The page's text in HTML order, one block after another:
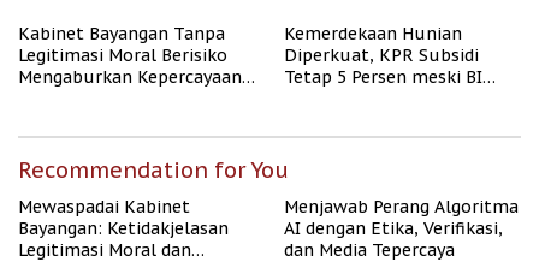
Kabinet Bayangan Tanpa
Legitimasi Moral Berisiko
Mengaburkan Kepercayaan
Kemerdekaan Hunian
Diperkuat, KPR Subsidi
Tetap 5 Persen meski BI
Recommendation for You
Mewaspadai Kabinet
Bayangan: Ketidakjelasan
Legitimasi Moral dan
Menjawab Perang Algoritma
AI dengan Etika, Verifikasi,
dan Media Tepercaya